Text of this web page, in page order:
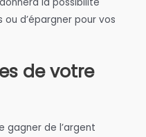
ou d’épargner pour vos
de votre